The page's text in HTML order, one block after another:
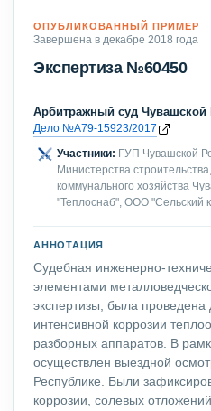
ОПУБЛИКОВАННЫЙ ПРИМЕР
Завершена в декабре 2018 года
Экспертиза №60450
Арбитражный суд Чувашской
Дело №А79-15923/2017
Участники: ГУП Чувашской
Министерства
коммунального хозяйства
"Теплоснаб", ООО "Сельский
АННОТАЦИЯ
Судебная инженерно-
элементами
экспертизы, была проведена
интенсивной коррозии
разборных аппаратов. В
осуществлен выездной
Республике. Были
коррозии, солевых